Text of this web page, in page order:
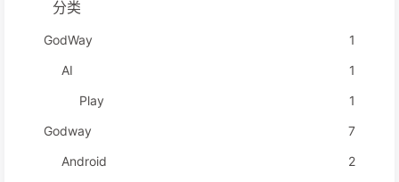
分类
GodWay
1
AI
1
Play
1
Godway
7
Android
2